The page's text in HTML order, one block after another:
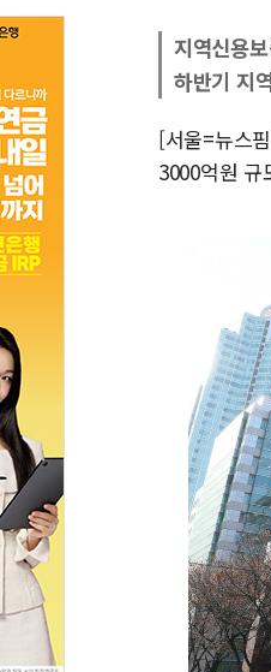
지역신용
하반기 지
[서울=뉴스
3000억원 규